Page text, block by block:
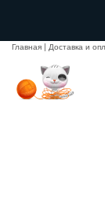
Главная | Доставка и